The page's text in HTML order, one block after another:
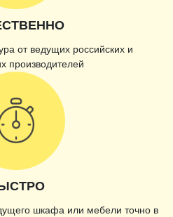
от ведущих российских и
производителей
шкафа или мебели точно в